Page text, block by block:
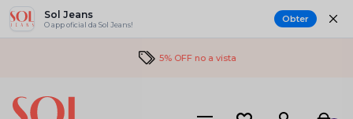
Sol Jeans
O app oficial da Sol Jeans! Obter
5% OFF no a vista